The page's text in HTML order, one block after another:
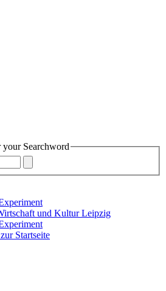
your Searchword
und Kultur Leipzig